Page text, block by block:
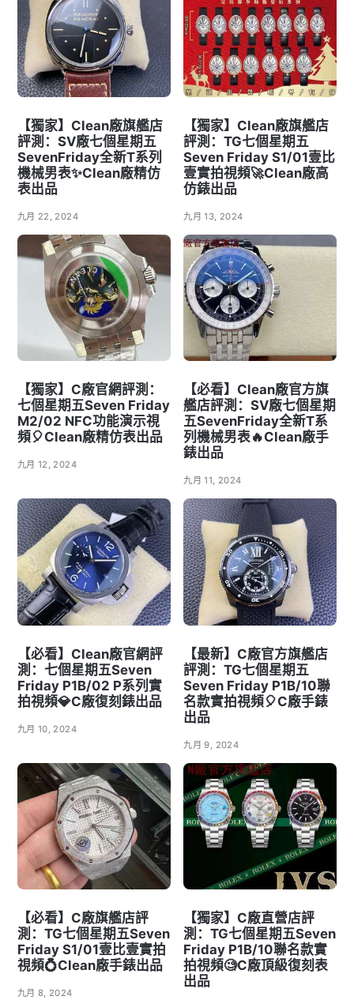
【獨家】Clean廠旗艦店
評測：SV廠七個星期五
SevenFriday全新T系列
機械男表✨Clean廠精仿
表出品
九月 22, 2024
【獨家】Clean廠旗艦店
評測：TG七個星期五
Seven Friday S1/01壹比
壹實拍視頻🚀Clean廠高
仿錶出品
九月 13, 2024
【獨家】C廠官網評測：
七個星期五Seven Friday
M2/02 NFC功能演示視
頻🎈Clean廠精仿表出品
九月 12, 2024
【必看】Clean廠官方旗
艦店評測：SV廠七個星期
五SevenFriday全新T系
列機械男表🔥Clean廠手
錶出品
九月 11, 2024
【必看】Clean廠官網評
測：七個星期五Seven
Friday P1B/02 P系列實
拍視頻💎C廠復刻錶出品
九月 10, 2024
【最新】C廠官方旗艦店
評測：TG七個星期五
Seven Friday P1B/10聯
名款實拍視頻🎈C廠手錶
出品
九月 9, 2024
【必看】C廠旗艦店評
測：TG七個星期五Seven
Friday S1/01壹比壹實拍
視頻💍Clean廠手錶出品
九月 8, 2024
【獨家】C廠直營店評
測：TG七個星期五Seven
Friday P1B/10聯名款實
拍視頻🧐C廠頂級復刻表
出品